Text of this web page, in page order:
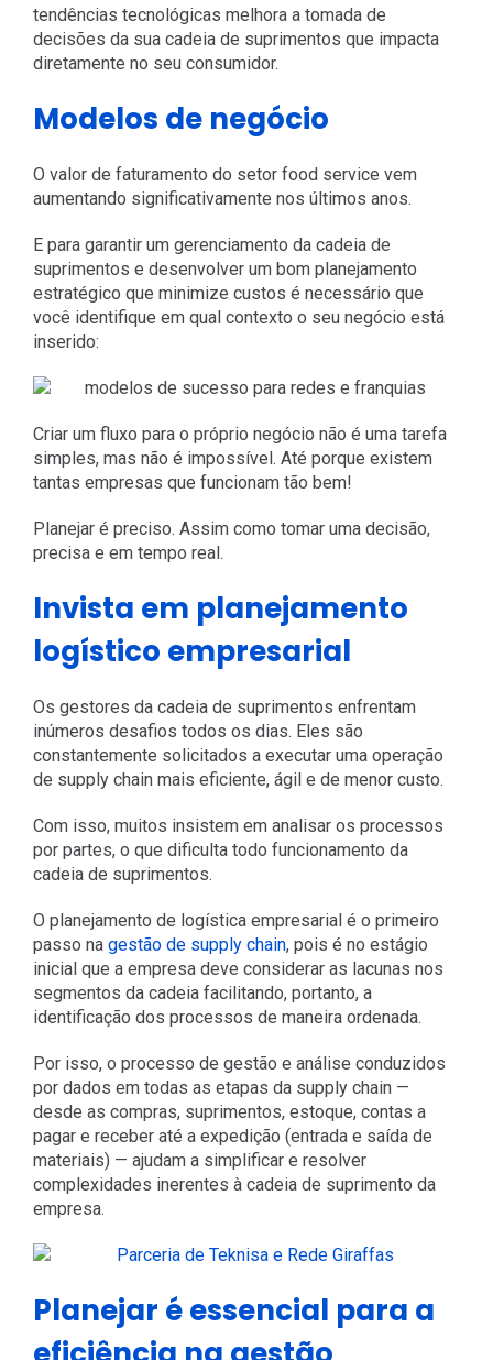
tendências tecnológicas melhora a tomada de
decisões da sua cadeia de suprimentos que impacta
diretamente no seu consumidor.
Modelos de negócio
O valor de faturamento do setor food service vem
aumentando significativamente nos últimos anos.
E para garantir um gerenciamento da cadeia de
suprimentos e desenvolver um bom planejamento
estratégico que minimize custos é necessário que
você identifique em qual contexto o seu negócio está
inserido:
Criar um fluxo para o próprio negócio não é uma tarefa
simples, mas não é impossível. Até porque existem
tantas empresas que funcionam tão bem!
Planejar é preciso. Assim como tomar uma decisão,
precisa e em tempo real.
Invista em planejamento
logístico empresarial
Os gestores da cadeia de suprimentos enfrentam
inúmeros desafios todos os dias. Eles são
constantemente solicitados a executar uma operação
de supply chain mais eficiente, ágil e de menor custo.
Com isso, muitos insistem em analisar os processos
por partes, o que dificulta todo funcionamento da
cadeia de suprimentos.
O planejamento de logística empresarial é o primeiro
passo na gestão de supply chain, pois é no estágio
inicial que a empresa deve considerar as lacunas nos
segmentos da cadeia facilitando, portanto, a
identificação dos processos de maneira ordenada.
Por isso, o processo de gestão e análise conduzidos
por dados em todas as etapas da supply chain —
desde as compras, suprimentos, estoque, contas a
pagar e receber até a expedição (entrada e saída de
materiais) — ajudam a simplificar e resolver
complexidades inerentes à cadeia de suprimento da
empresa.
Planejar é essencial para a